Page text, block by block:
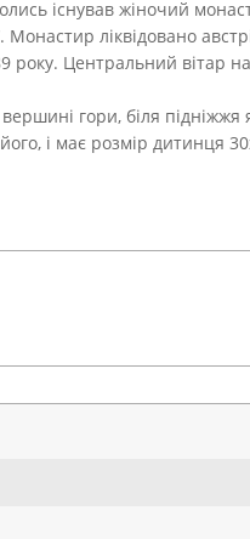
існував жіночий
Монастир ліквідовано
року. Центральний вітар
гори, біля
і має розмір дитинця